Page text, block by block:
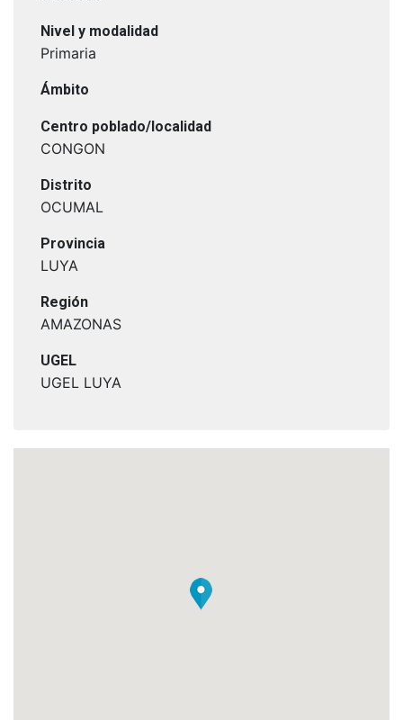
Nivel y modalidad
Primaria
Ámbito
Centro poblado/localidad
CONGON
Distrito
OCUMAL
Provincia
LUYA
Región
AMAZONAS
UGEL
UGEL LUYA